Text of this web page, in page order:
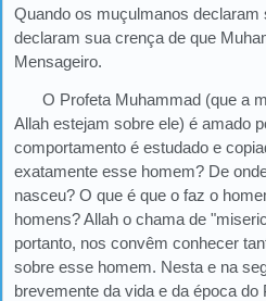
Quando os muçulmanos declaram
declaram sua crença de que
Mensageiro.
O Profeta Muhammad (que a
Allah estejam sobre ele) é amado
comportamento é estudado e
exatamente esse homem? De
nasceu? O que é que o faz o
homens? Allah o chama de
portanto, nos convêm conhecer
sobre esse homem. Nesta e na
brevemente da vida e da época